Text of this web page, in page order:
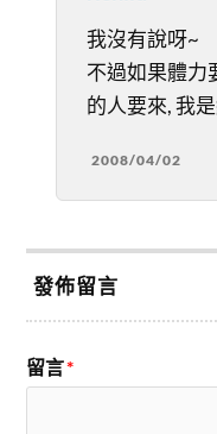
我沒有說呀~
不過如果體力
的人要來, 我
2008/04/02
發佈留言
留言*